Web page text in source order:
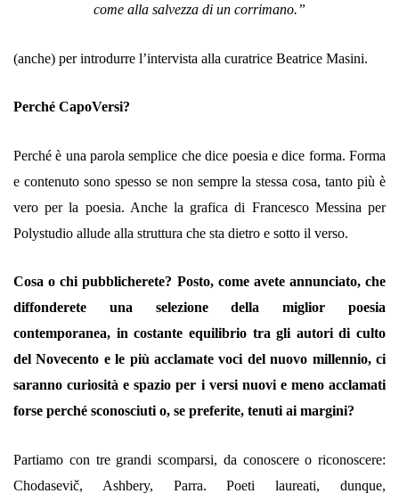
come alla salvezza di un corrimano.”
(anche) per introdurre l’intervista alla curatrice Beatrice Masini.
Perché CapoVersi?
Perché è una parola semplice che dice poesia e dice forma. Forma
e contenuto sono spesso se non sempre la stessa cosa, tanto più è
vero per la poesia. Anche la grafica di Francesco Messina per
Polystudio allude alla struttura che sta dietro e sotto il verso.
Cosa o chi pubblicherete? Posto, come avete annunciato, che
diffonderete una selezione della miglior poesia
contemporanea, in costante equilibrio tra gli autori di culto
del Novecento e le più acclamate voci del nuovo millennio, ci
saranno curiosità e spazio per i versi nuovi e meno acclamati
forse perché sconosciuti o, se preferite, tenuti ai margini?
Partiamo con tre grandi scomparsi, da conoscere o riconoscere:
Chodasevič, Ashbery, Parra. Poeti laureati, dunque,